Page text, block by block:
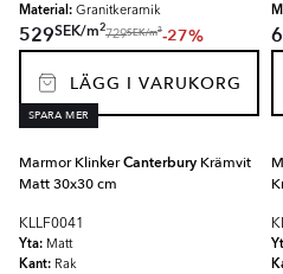
Material: Granitkeramik
529SEK/m2
729SEK/m2-27%
LÄGG I VARUKORG
SPARA MER
Marmor KlinkerCanterbury Krämvit
Matt 30x30 cm
KLLF0041
Yta: Matt
Kant: Rak